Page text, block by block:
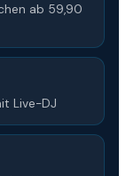
ab 59,90
Live-DJ